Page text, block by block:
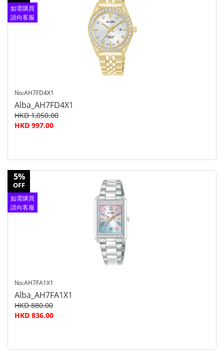
如需購買
請向客服
No:AH7FD4X1
Alba_AH7FD4X1
HKD 1,050.00
HKD 997.00
5%
OFF
如需購買
請向客服
No:AH7FA1X1
Alba_AH7FA1X1
HKD 880.00
HKD 836.00